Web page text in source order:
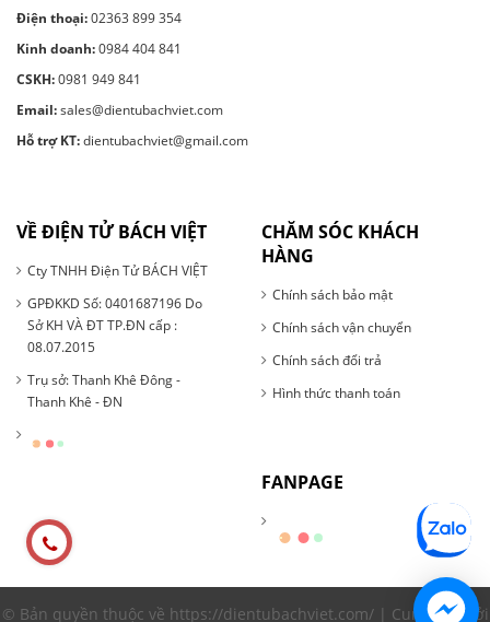
Điện thoại:02363 899 354
Kinh doanh:0984 404 841
CSKH:0981 949 841
Email:sales@dientubachviet.com
Hỗ trợ KT:dientubachviet@gmail.com
VỀ ĐIỆN TỬ BÁCH VIỆT
Cty TNHH Điện Tử BÁCH VIỆT
GPĐKKD Số: 0401687196 Do
Sở KH VÀ ĐT TP.ĐN cấp :
08.07.2015
Trụ sở: Thanh Khê Đông -
Thanh Khê - ĐN
CHĂM SÓC KHÁCH
HÀNG
Chính sách bảo mật
Chính sách vận chuyển
Chính sách đổi trả
Hình thức thanh toán
FANPAGE
© Bản quyền thuộc về https://dientubachviet.com/ | Cung cấp bởi